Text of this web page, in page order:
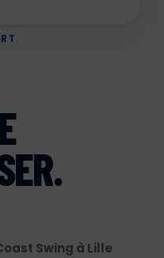
Swing à Lille